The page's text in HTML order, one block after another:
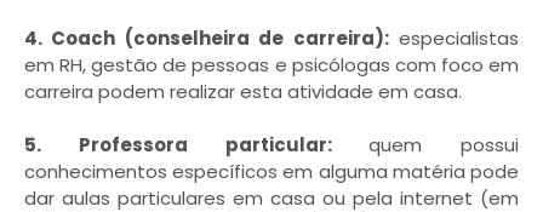
4. Coach (conselheira de carreira):especialistas
em RH, gestão de pessoas e psicólogas com foco em
carreira podem realizar esta atividade em casa.
5. Professora particular:quem possui
conhecimentos específicos em alguma matéria pode
dar aulas particulares em casa ou pela internet (em